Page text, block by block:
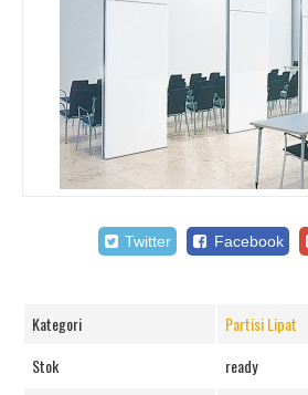
Twitter Facebook
Kategori
Partisi Lipat
Stok
ready